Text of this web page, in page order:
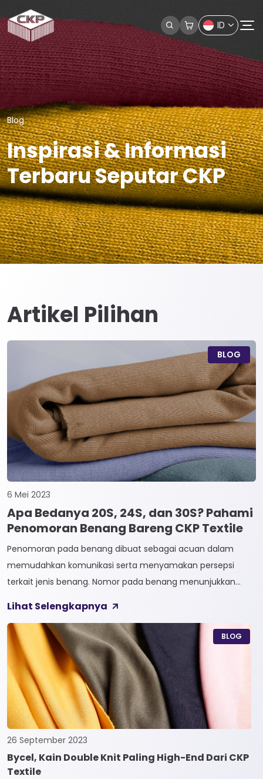
ID
Blog
Inspirasi & Informasi
Terbaru Seputar CKP
Artikel Pilihan
BLOG
6 Mei 2023
Apa Bedanya 20S, 24S, dan 30S? Pahami
Penomoran Benang Bareng CKP Textile
Penomoran pada benang dibuat sebagai acuan dalam
memudahkan komunikasi serta menyamakan persepsi
terkait jenis benang. Nomor pada benang menunjukkan
penomoran sendiri terbagi menjadi dua, Tidak Langsung dan
Langsung. 1. Penomoran Tidak Langsung Penomoran Tidak
Langsung biasa diaplikasikan pada jenis Natural Fiber, seperti
Rayon dan Cotton. Satuan yang paling […]
Lihat Selengkapnya
BLOG
26 September 2023
Bycel, Kain Double Knit Paling High-End Dari CKP
Textile